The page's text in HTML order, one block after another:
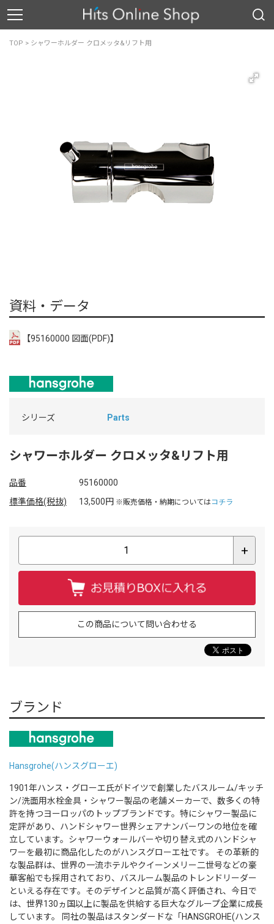
TOP > シャワーホルダー クロメッタ&リフト用
シャワーホルダー クロメッタ&リフト用
シリーズ Parts
品番
95160000
標準価格(税抜)
13,500円 ※販売価格・納期についてはコチラ
+
この商品について問い合わせる
資料・データ
【95160000 図面(PDF)】
ブランド
Hansgrohe(ハンスグローエ)
1901年ハンス・グローエ氏がドイツで創業したバスルーム/キッチ
ン/洗面用水栓金具・シャワー製品の老舗メーカーで、数多くの特
許を持つヨーロッパのトップブランドです。特にシャワー製品に
定評があり、ハンドシャワー世界シェアナンバーワンの地位を確
立しています。シャワーウォールバーや切り替え式のハンドシャ
ワーを最初に商品化したのがハンスグローエ社です。 その革新的
な製品群は、世界の一流ホテルやクイーンメリー二世号などの豪
華客船でも採用されており、バスルーム製品のトレンドリーダー
といえる存在です。そのデザインと品質が高く評価され、今日で
は、世界130ヵ国以上に製品を供給する巨大なグループ企業に成長
しています。 同社の製品はスタンダードな「HANSGROHE(ハンス